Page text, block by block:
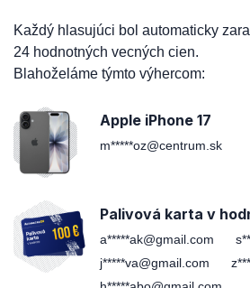
Každý hlasujúci bol automaticky
24 hodnotných vecných cien.
Blahoželáme týmto výhercom:
Apple iPhone 17
m*****oz@centrum.sk
Palivová karta v
a*****ak@gmail.com
j*****va@gmail.com